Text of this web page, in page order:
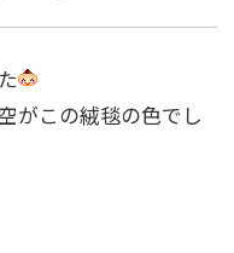
がこの絨毯の色でし